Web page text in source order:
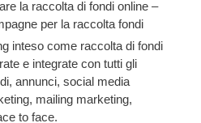
la raccolta di fondi online –
per la raccolta fondi
inteso come raccolta di fondi
e integrate con tutti gli
annunci, social media
mailing marketing,
to face.